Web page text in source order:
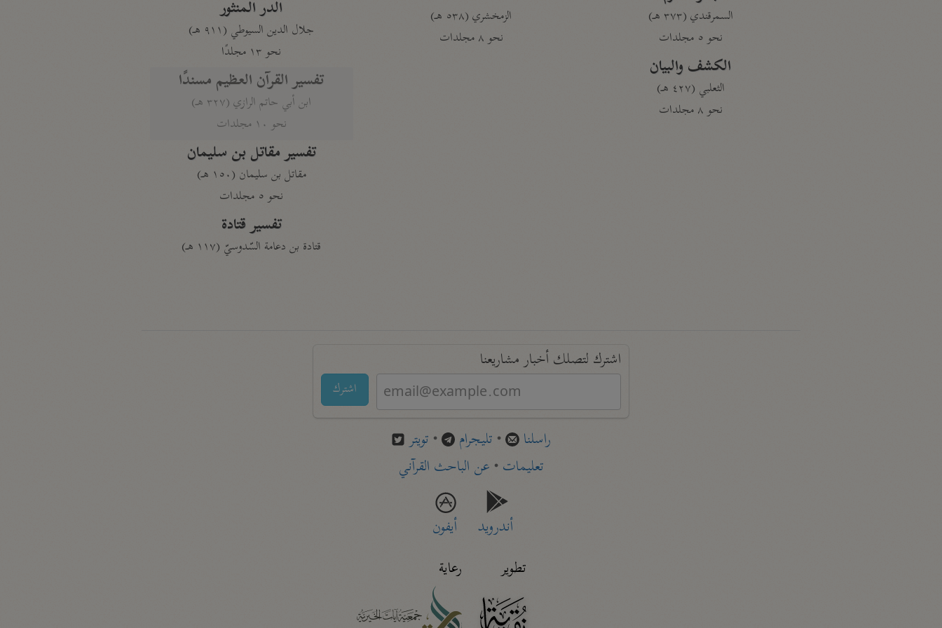
السمرقندي (٣٧٣ هـ)
نحو ٥ مجلدات
الكشف والبيان
الثعلبي (٤٢٧ هـ)
نحو ٨ مجلدات
الزمخشري (٥٣٨ هـ)
نحو ٨ مجلدات
الدر المنثور
جلال الدين السيوطي (٩١١ هـ)
نحو ١٣ مجلدًا
تفسير القرآن العظيم مسندًا
ابن أبي حاتم الرازي (٣٢٧ هـ)
نحو ١٠ مجلدات
تفسير مقاتل بن سليمان
مقاتل بن سليمان (١٥٠ هـ)
نحو ٥ مجلدات
تفسير قتادة
قتادة بن دعامة السّدوسيّ (١١٧ هـ)
اشترك لتصلك أخبار مشاريعنا
اشترك
راسلنا • تليجرام • تويتر
تعليمات• عن الباحث القرآني
أندرويد
أيفون
تطوير
رعاية